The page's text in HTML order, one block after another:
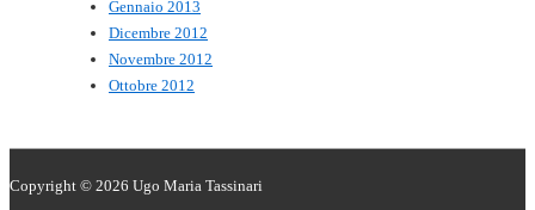
Gennaio 2013
Dicembre 2012
Novembre 2012
Ottobre 2012
Copyright © 2026 Ugo Maria Tassinari